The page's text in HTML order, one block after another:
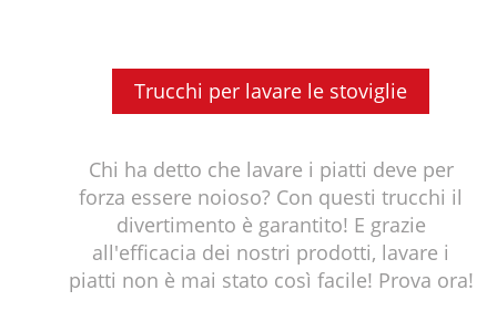
Trucchi per lavare le stoviglie
Chi ha detto che lavare i piatti deve per
forza essere noioso? Con questi trucchi il
divertimento è garantito! E grazie
all'efficacia dei nostri prodotti, lavare i
piatti non è mai stato così facile! Prova ora!